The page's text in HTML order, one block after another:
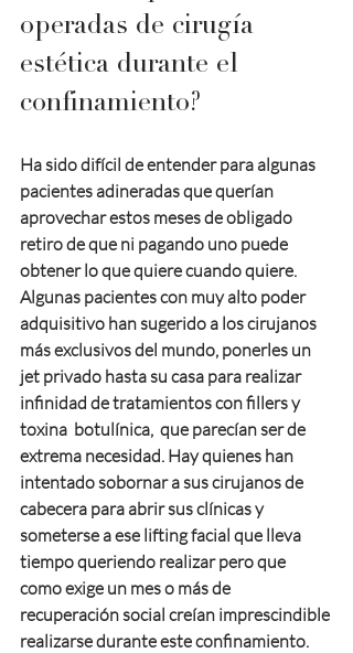
operadas de cirugía
estética durante el
confinamiento?
Ha sido difícil de entender para algunas
pacientes adineradas que querían
aprovechar estos meses de obligado
retiro de que ni pagando uno puede
obtener lo que quiere cuando quiere.
Algunas pacientes con muy alto poder
adquisitivo han sugerido a los cirujanos
más exclusivos del mundo, ponerles un
jet privado hasta su casa para realizar
infinidad de tratamientos con fillers y
toxina  botulínica,  que parecían ser de
extrema necesidad. Hay quienes han
intentado sobornar a sus cirujanos de
cabecera para abrir sus clínicas y
someterse a ese lifting facial que lleva
tiempo queriendo realizar pero que
como exige un mes o más de
recuperación social creían imprescindible
realizarse durante este confinamiento.